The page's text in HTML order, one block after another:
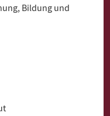
Bildung und